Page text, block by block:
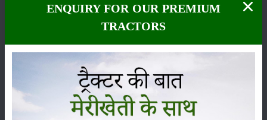
कृषि यंत्र समाचार
सम्पादकीय
ENQUIRY FOR OUR PREMIUM
TRACTORS